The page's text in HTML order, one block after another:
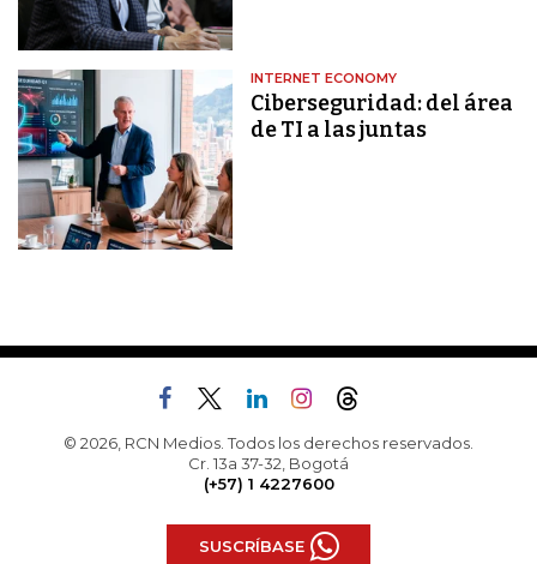
INTERNET ECONOMY
Ciberseguridad: del área
de TI a las juntas
© 2026, RCN Medios. Todos los derechos reservados.
Cr. 13a 37-32, Bogotá
(+57) 1 4227600
SUSCRÍBASE